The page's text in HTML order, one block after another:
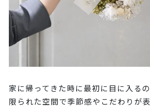
家に帰ってきた時に最初に目に入る
限られた空間で季節感やこだわりが